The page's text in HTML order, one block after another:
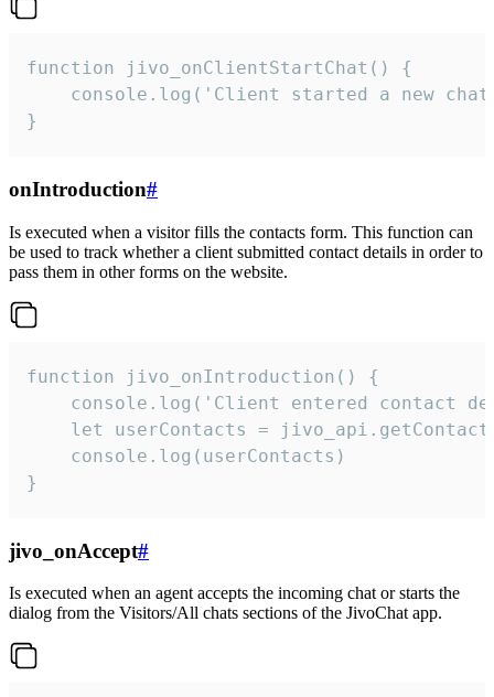
function jivo_onClientStartChat() {
console.log('Client started a new
}
onIntroduction#
Is executed when a visitor fills the contacts form. This function can
be used to track whether a client submitted contact details in order to
pass them in other forms on the website.
function jivo_onIntroduction() {
console.log('Client entered contact
let userContacts =
    console.log(userContacts)
}
jivo_onAccept#
Is executed when an agent accepts the incoming chat or starts the
dialog from the Visitors/All chats sections of the JivoChat app.